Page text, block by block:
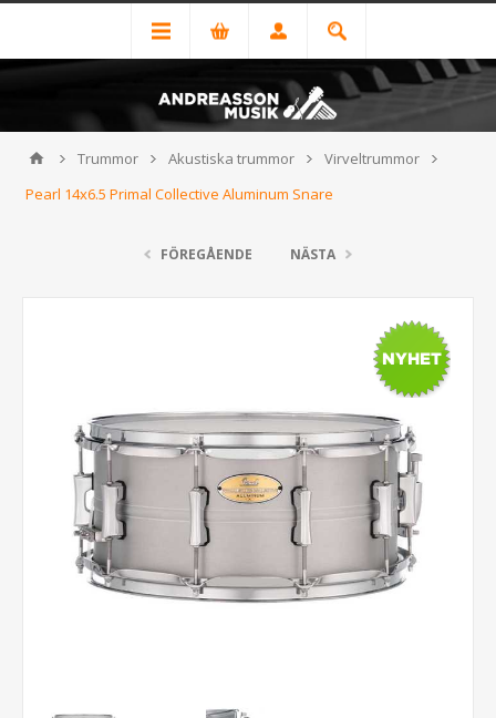
Trummor Akustiska trummor
Virveltrummor
Pearl 14x6.5 Primal Collective Aluminum Snare
FÖREGÅENDE NÄSTA